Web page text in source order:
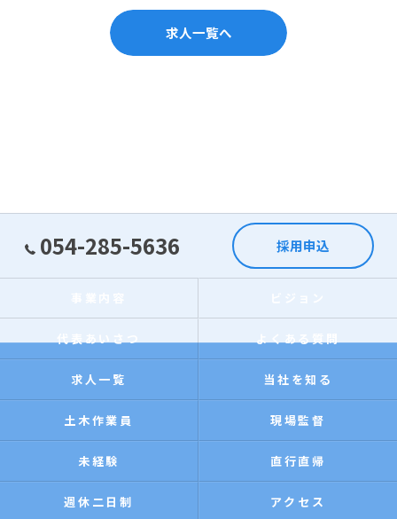
求人一覧へ
054-285-5636 採用申込
代表あいさつ よくある質問
求人一覧 当社を知る
土木作業員 現場監督
未経験 直行直帰
週休二日制 アクセス